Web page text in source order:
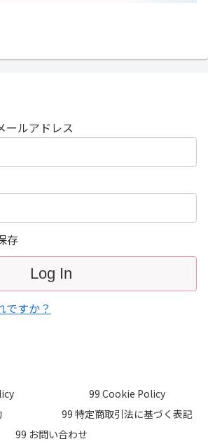
ールアドレス
存
ですか？
99 Cookie Policy
99 特定商取引法に基づく表記
99 お問い合わせ